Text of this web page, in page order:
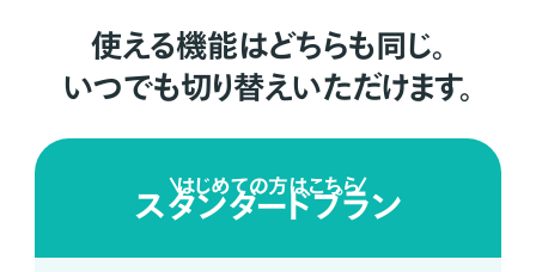
使える機能はどちらも同じ。
いつでも切り替えいただけます。
はじめての方はこちら
スタンダードプラン